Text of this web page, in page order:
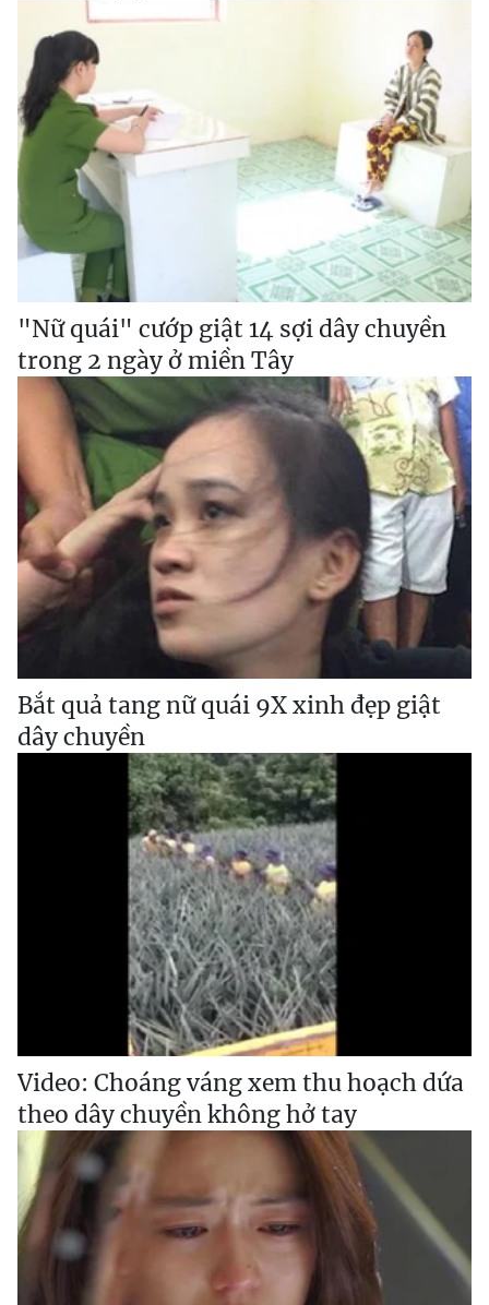
"Nữ quái" cướp giật 14 sợi dây chuyền
trong 2 ngày ở miền Tây
Bắt quả tang nữ quái 9X xinh đẹp giật
dây chuyền
Video: Choáng váng xem thu hoạch dứa
theo dây chuyền không hở tay